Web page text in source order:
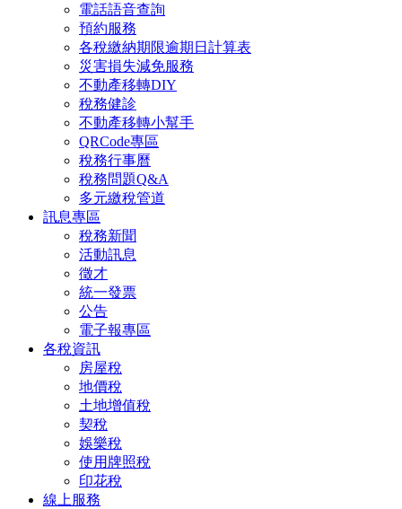
電話語音查詢
預約服務
各稅繳納期限逾期日計算表
災害損失減免服務
不動產移轉DIY
稅務健診
不動產移轉小幫手
QRCode專區
稅務行事曆
稅務問題Q&A
多元繳稅管道
訊息專區
稅務新聞
活動訊息
徵才
統一發票
公告
電子報專區
各稅資訊
房屋稅
地價稅
土地增值稅
契稅
娛樂稅
使用牌照稅
印花稅
線上服務